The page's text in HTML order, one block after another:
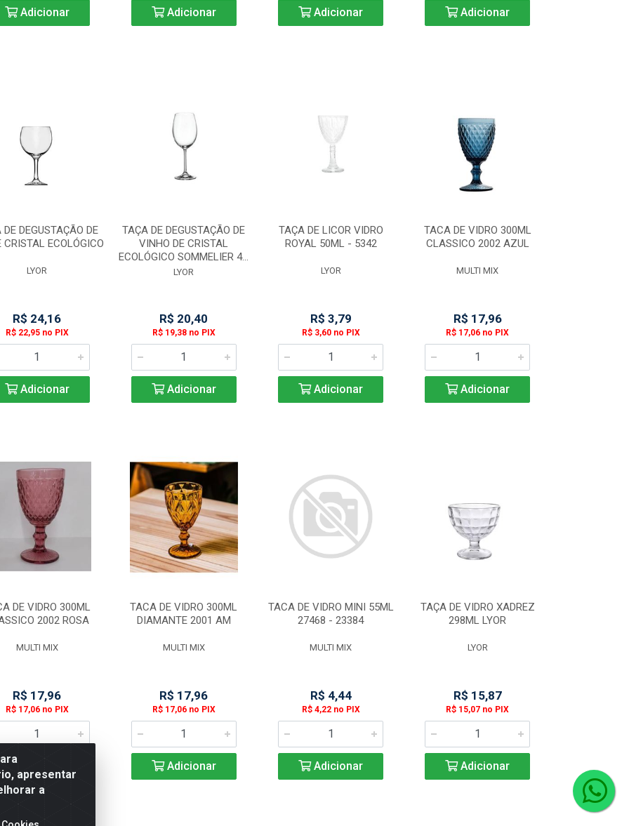
Adicionar Adicionar Adicionar Adicionar
DE DEGUSTAÇÃO DE
CRISTAL ECOLÓGICO
LYOR
R$ 24,16
R$ 22,95 no PIX
Adicionar
TAÇA DE DEGUSTAÇÃO DE
VINHO DE CRISTAL
ECOLÓGICO SOMMELIER 4...
LYOR
R$ 20,40
R$ 19,38 no PIX
Adicionar
TAÇA DE LICOR VIDRO
ROYAL 50ML - 5342
LYOR
R$ 3,79
R$ 3,60 no PIX
Adicionar
TACA DE VIDRO 300ML
CLASSICO 2002 AZUL
MULTI MIX
R$ 17,96
R$ 17,06 no PIX
Adicionar
DE VIDRO 300ML
2002 ROSA
MULTI MIX
R$ 17,96
R$ 17,06 no PIX
Adicionar
TACA DE VIDRO 300ML
DIAMANTE 2001 AM
MULTI MIX
R$ 17,96
R$ 17,06 no PIX
Adicionar
TACA DE VIDRO MINI 55ML
27468 - 23384
MULTI MIX
R$ 4,44
R$ 4,22 no PIX
Adicionar
TAÇA DE VIDRO XADREZ
298ML LYOR
LYOR
R$ 15,87
R$ 15,07 no PIX
Adicionar
apresentar
a